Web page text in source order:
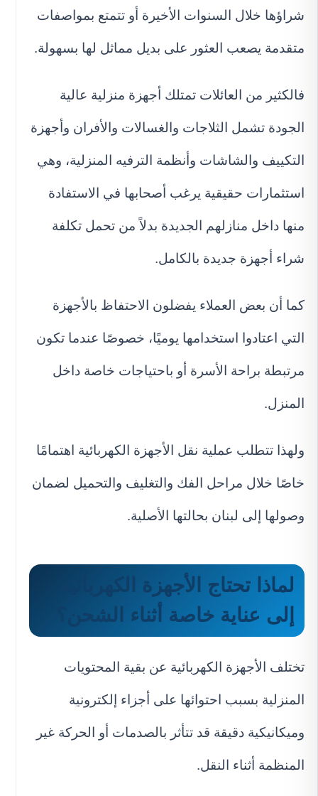
شراؤها خلال السنوات الأخيرة أو تتمتع بمواصفات
متقدمة يصعب العثور على بديل مماثل لها بسهولة.
فالكثير من العائلات تمتلك أجهزة منزلية عالية
الجودة تشمل الثلاجات والغسالات والأفران وأجهزة
التكييف والشاشات وأنظمة الترفيه المنزلية، وهي
استثمارات حقيقية يرغب أصحابها في الاستفادة
منها داخل منازلهم الجديدة بدلاً من تحمل تكلفة
شراء أجهزة جديدة بالكامل.
كما أن بعض العملاء يفضلون الاحتفاظ بالأجهزة
التي اعتادوا استخدامها يوميًا، خصوصًا عندما تكون
مرتبطة براحة الأسرة أو باحتياجات خاصة داخل
المنزل.
ولهذا تتطلب عملية نقل الأجهزة الكهربائية اهتمامًا
خاصًا خلال مراحل الفك والتغليف والتحميل لضمان
وصولها إلى لبنان بحالتها الأصلية.
لماذا تحتاج الأجهزة الكهربائية
إلى عناية خاصة أثناء الشحن؟
تختلف الأجهزة الكهربائية عن بقية المحتويات
المنزلية بسبب احتوائها على أجزاء إلكترونية
وميكانيكية دقيقة قد تتأثر بالصدمات أو الحركة غير
المنظمة أثناء النقل.